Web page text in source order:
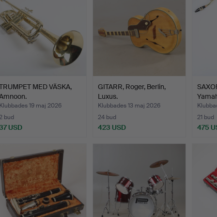
MED VÄSKA,
Klubbades 19 maj 2026
bud
USD
GITARR, Roger, Berlin,
Luxus.
Klubbades 13 maj 2026
24 bud
423 USD
21 bud
475